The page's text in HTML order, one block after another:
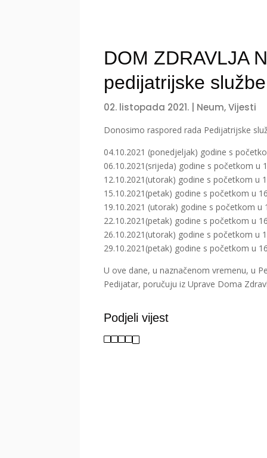
DOM ZDRAVLJA
pedijatrijske
02. listopada 2021. Neum,Vijesti
Donosimo raspored rada Pedijatrijske
04.10.2021 (ponedjeljak) godine s
06.10.2021(srijeda) godine s početkom u
12.10.2021(utorak) godine s početkom u
15.10.2021(petak) godine s početkom u
19.10.2021 (utorak) godine s početkom u
22.10.2021(petak) godine s početkom u
26.10.2021(utorak) godine s početkom u
29.10.2021(petak) godine s početkom u
U ove dane, u naznačenom vremenu, u
Pedijatar, poručuju iz Uprave Doma
Podjeli vijest